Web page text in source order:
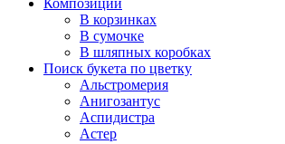
Композиции
В корзинках
В сумочке
В шляпных коробках
Поиск букета по цветку
Альстромерия
Анигозантус
Аспидистра
Астер